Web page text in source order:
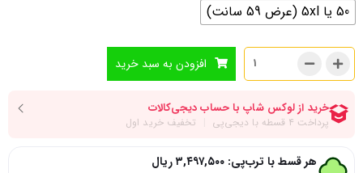
50 یا 5xl (عرض 59 سانت)
افزودن به سبد خرید
هر قسط با ترب‌پی: ۳,۴۹۷,۵۰۰ریال